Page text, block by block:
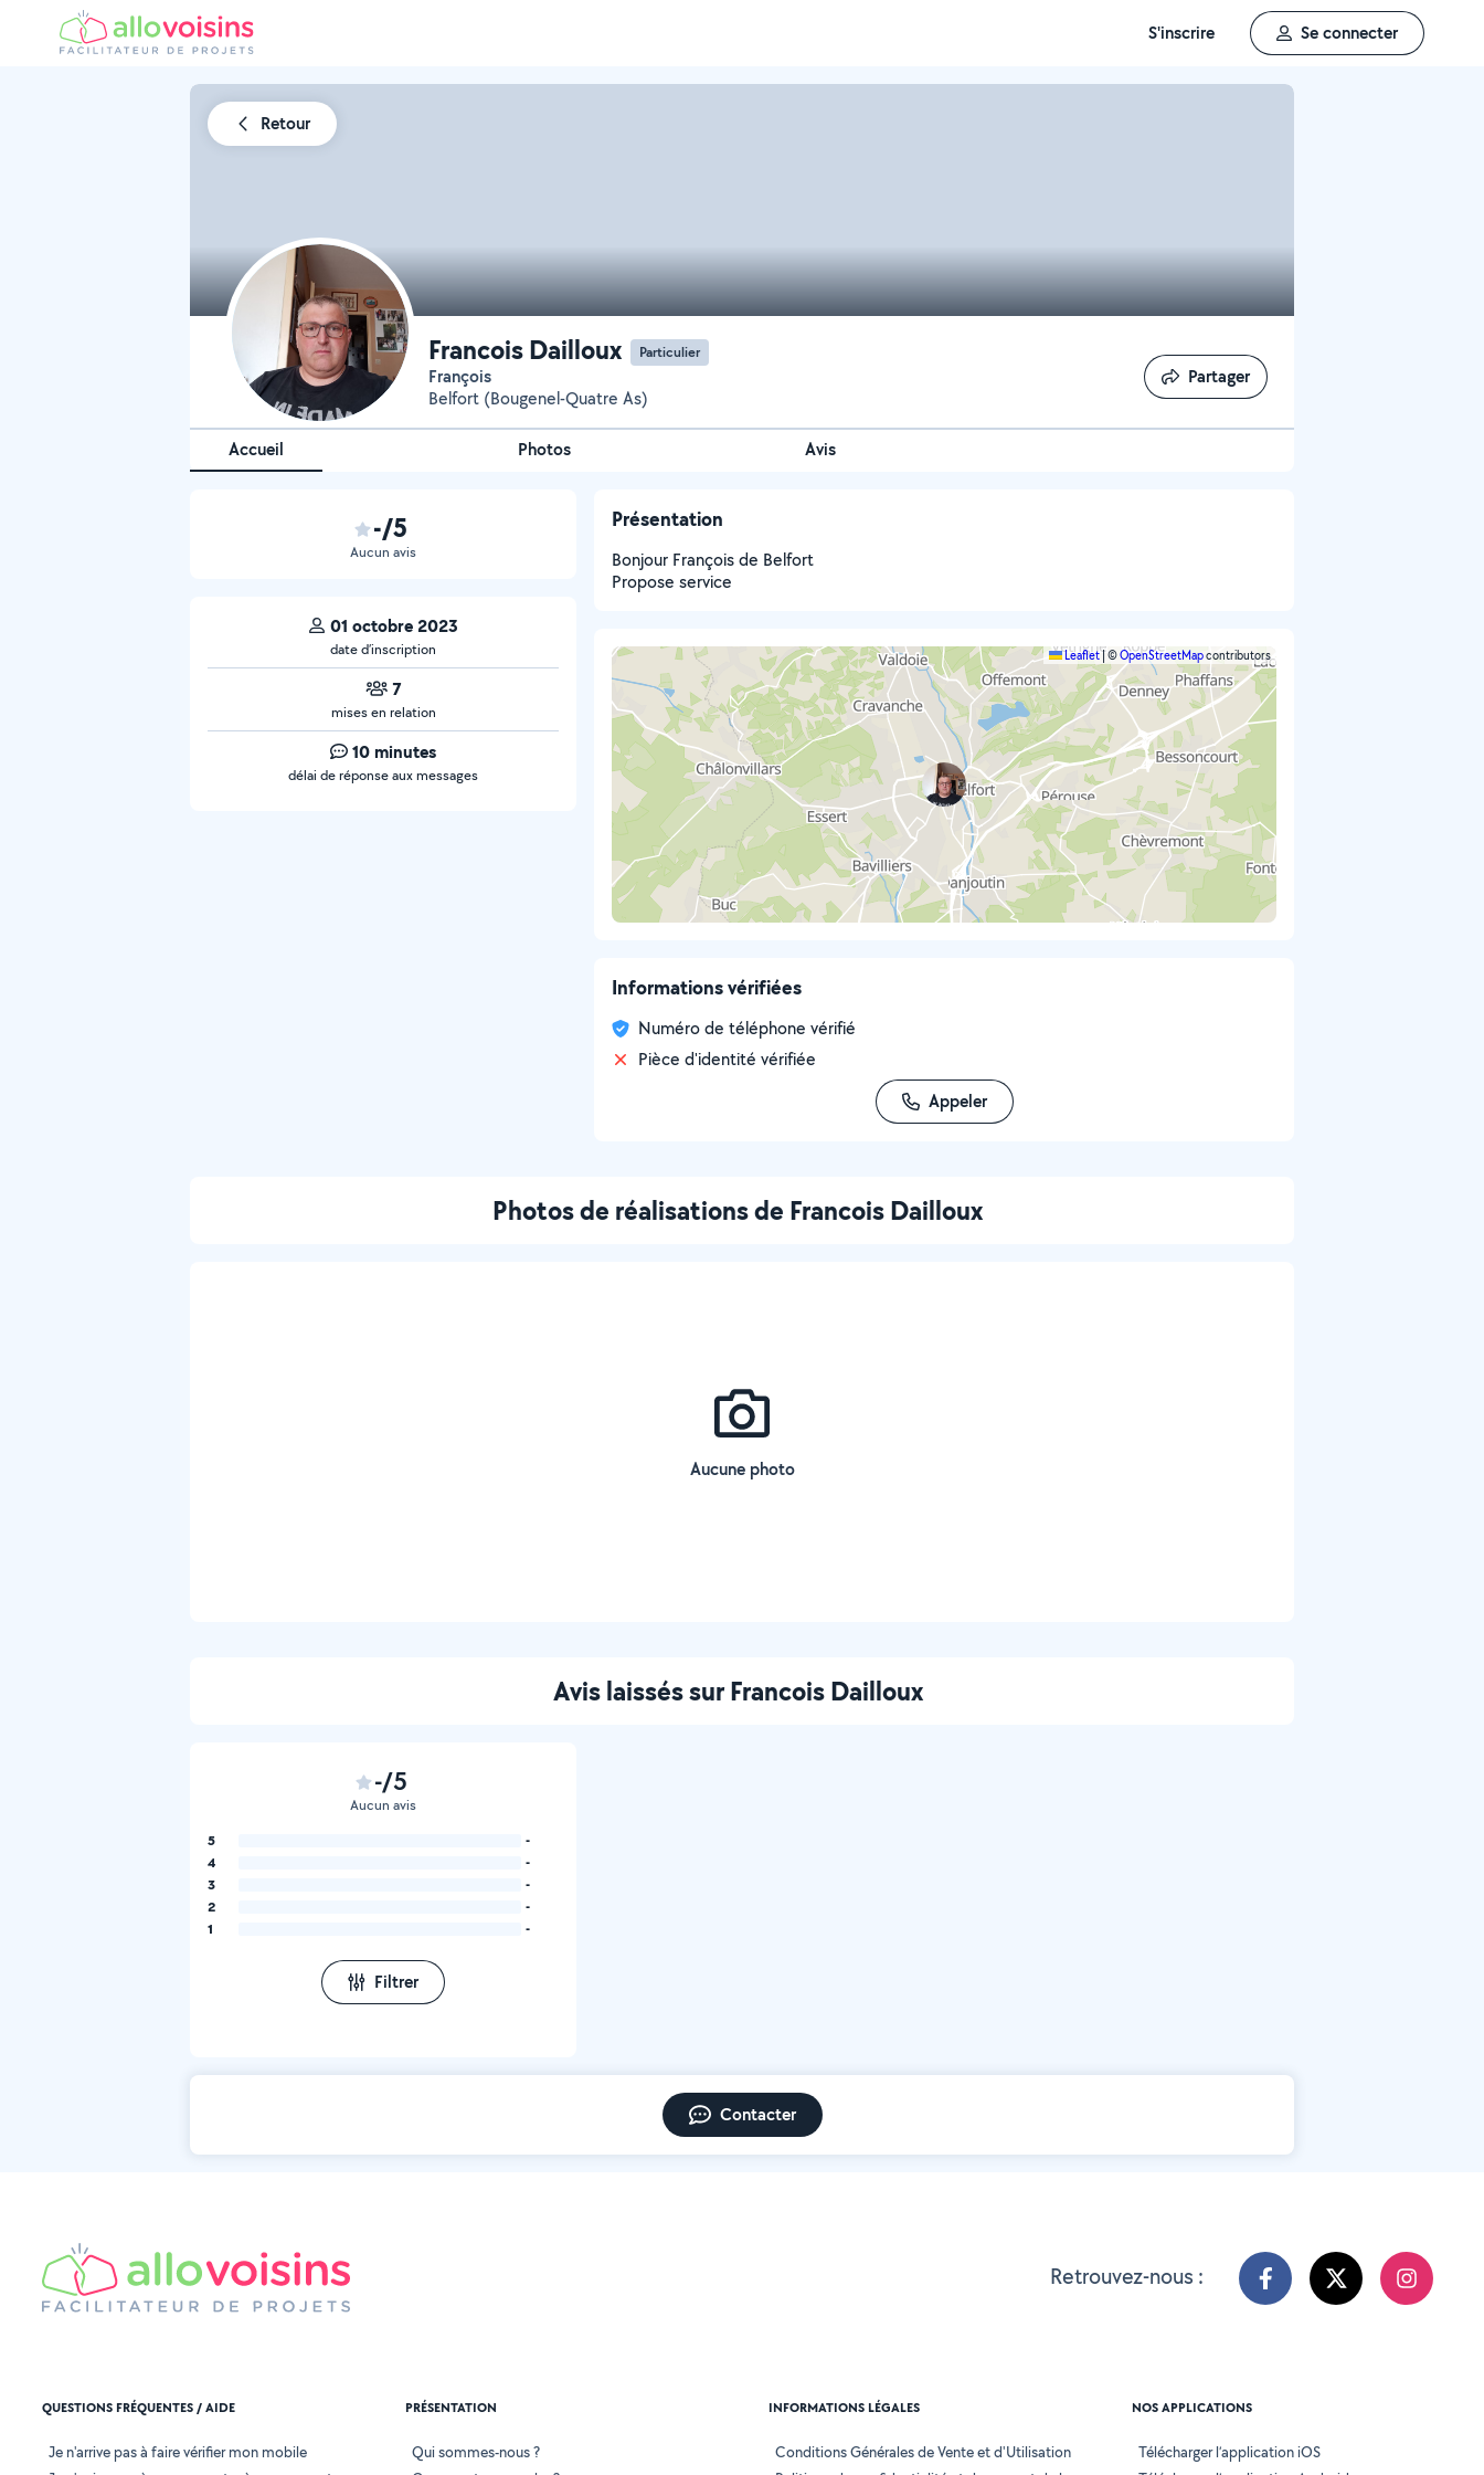
S'inscrire Se connecter
Retour
Francois Dailloux Particulier
François
Belfort (Bougenel-Quatre As)
Partager
Partager
Accueil Photos Avis
-/5
Aucun avis
01 octobre 2023
date d’inscription
7
mises en relation
10 minutes
délai de réponse aux messages
Présentation
Bonjour François de Belfort
Propose service
Leaflet|©OpenStreetMapcontributors
Informations vérifiées
Numéro de téléphone vérifié
Pièce d'identité vérifiée
Appeler
Photos de réalisations de Francois Dailloux
Aucune photo
Avis laissés sur Francois Dailloux
-/5
Aucun avis
5
-
4
-
3
-
2
-
1
-
Filtrer
Contacter
Retrouvez-nous :
QUESTIONS FRÉQUENTES / AIDE
Je n'arrive pas à faire vérifier mon mobile
PRÉSENTATION
Qui sommes-nous ?
INFORMATIONS LÉGALES
Conditions Générales de Vente et d'Utilisation
NOS APPLICATIONS
Télécharger l’application iOS